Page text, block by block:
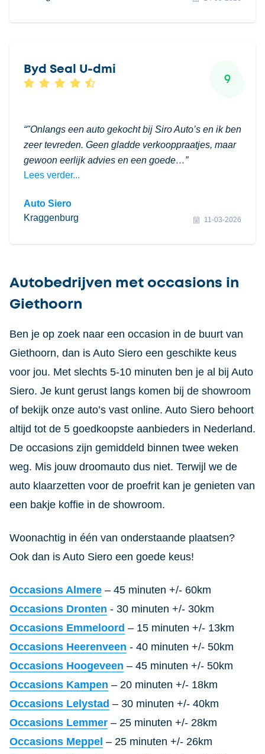
Byd Seal U-dmi
9
"Onlangs een auto gekocht bij Siro Auto’s en ik ben
zeer tevreden. Geen gladde verkooppraatjes, maar
gewoon eerlijk advies en een goede…
Lees verder...
Auto Siero
Kraggenburg
11-03-2026
Autobedrijven met occasions in
Giethoorn
Ben je op zoek naar een occasion in de buurt van
Giethoorn, dan is Auto Siero een geschikte keus
voor jou. Met slechts 5-10 minuten ben je al bij Auto
Siero. Je kunt gerust langs komen bij de showroom
of bekijk onze auto’s vast online. Auto Siero behoort
altijd tot de 5 goedkoopste aanbieders in Nederland.
De occasions zijn gemiddeld binnen twee weken
weg. Mis jouw droomauto dus niet. Terwijl we de
auto klaarzetten voor de proefrit kan je genieten van
een bakje koffie in de showroom.
Woonachtig in één van onderstaande plaatsen?
Ook dan is Auto Siero een goede keus!
Occasions Almere – 45 minuten +/- 60km
Occasions Dronten - 30 minuten +/- 30km
Occasions Emmeloord – 15 minuten +/- 13km
Occasions Heerenveen - 40 minuten +/- 50km
Occasions Hoogeveen – 45 minuten +/- 50km
Occasions Kampen – 20 minuten +/- 18km
Occasions Lelystad – 30 minuten +/- 40km
Occasions Lemmer – 25 minuten +/- 28km
Occasions Meppel – 25 minuten +/- 26km